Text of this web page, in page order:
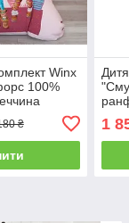
Winx
100%
₴ 1